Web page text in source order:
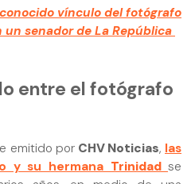
vínculo del fotógrafo
un senador de La República
entre el fotógrafo
emitido por CHV Noticias, las
y su hermana Trinidadse